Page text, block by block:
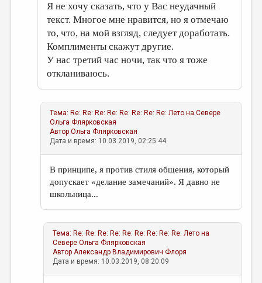
Я не хочу сказать, что у Вас неудачный
текст. Многое мне нравится, но я отмечаю
то, что, на мой взгляд, следует доработать.
Комплименты скажут другие.
У нас третий час ночи, так что я тоже
откланиваюсь.
Тема: Re: Re: Re: Re: Re: Re: Re: Re: Лето на Севере
Ольга Флярковская
АвторОльга Флярковская
Дата и время: 10.03.2019, 02:25:44
В принципе, я против стиля общения, который
допускает «делание замечаний». Я давно не
школьница...
Тема: Re: Re: Re: Re: Re: Re: Re: Re: Re: Лето на
Севере Ольга Флярковская
АвторАлександр Владимирович Флоря
Дата и время: 10.03.2019, 08:20:09